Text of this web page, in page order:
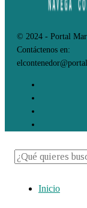
© 2024 - Portal
Contáctenos en:
Inicio